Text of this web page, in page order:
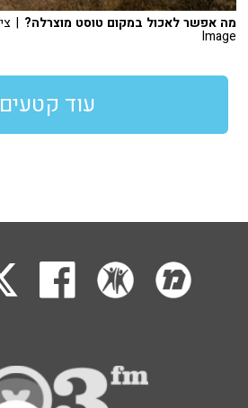
מה אפשר לאכול במקום טוסט מוצרלה?
Image
עוד קטעים